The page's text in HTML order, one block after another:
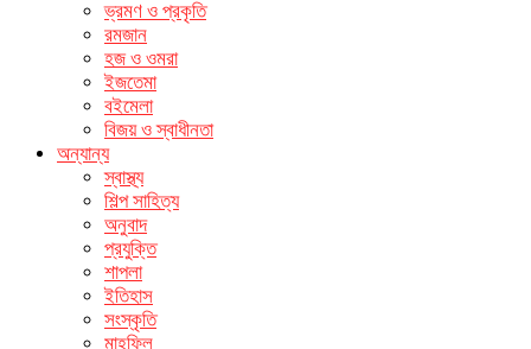
ভ্রমণ ও প্রকৃতি
রমজান
হজ ও ওমরা
ইজতেমা
বইমেলা
বিজয় ও স্বাধীনতা
অন্যান্য
স্বাস্থ্য
শিল্প সাহিত্য
অনুবাদ
প্রযুক্তি
শাপলা
ইতিহাস
সংস্কৃতি
মাহফিল